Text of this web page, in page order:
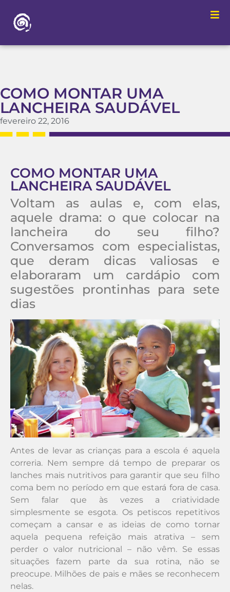
COMO MONTAR UMA
LANCHEIRA SAUDÁVEL
fevereiro 22, 2016
COMO MONTAR UMA
LANCHEIRA SAUDÁVEL
Voltam as aulas e, com elas,
aquele drama: o que colocar na
lancheira do seu filho?
Conversamos com especialistas,
que deram dicas valiosas e
elaboraram um cardápio com
sugestões prontinhas para sete
dias
Antes de levar as crianças para a escola é aquela
correria. Nem sempre dá tempo de preparar os
lanches mais nutritivos para garantir que seu filho
coma bem no período em que estará fora de casa.
Sem falar que às vezes a criatividade
simplesmente se esgota. Os petiscos repetitivos
começam a cansar e as ideias de como tornar
aquela pequena refeição mais atrativa – sem
perder o valor nutricional – não vêm. Se essas
situações fazem parte da sua rotina, não se
preocupe. Milhões de pais e mães se reconhecem
nelas.